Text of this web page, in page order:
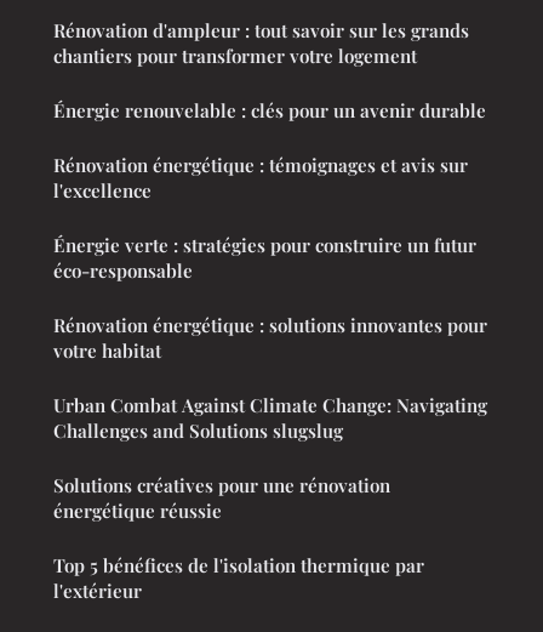
Rénovation d'ampleur : tout savoir sur les grands
chantiers pour transformer votre logement
Énergie renouvelable : clés pour un avenir durable
Rénovation énergétique : témoignages et avis sur
l'excellence
Énergie verte : stratégies pour construire un futur
éco-responsable
Rénovation énergétique : solutions innovantes pour
votre habitat
Urban Combat Against Climate Change: Navigating
Challenges and Solutions slugslug
Solutions créatives pour une rénovation
énergétique réussie
Top 5 bénéfices de l'isolation thermique par
l'extérieur